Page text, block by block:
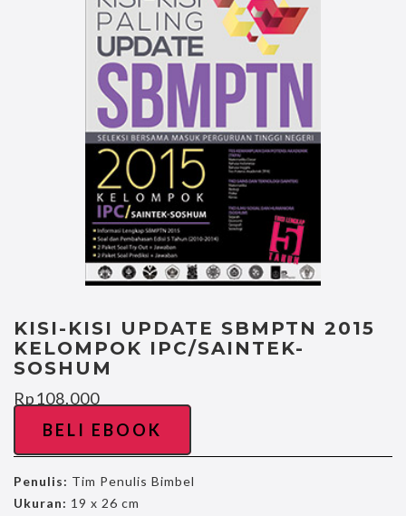
KISI-KISI UPDATE SBMPTN 2015
KELOMPOK IPC/SAINTEK-
SOSHUM
Rp108.000
BELI EBOOK
Penulis: Tim Penulis Bimbel
Ukuran: 19 x 26 cm